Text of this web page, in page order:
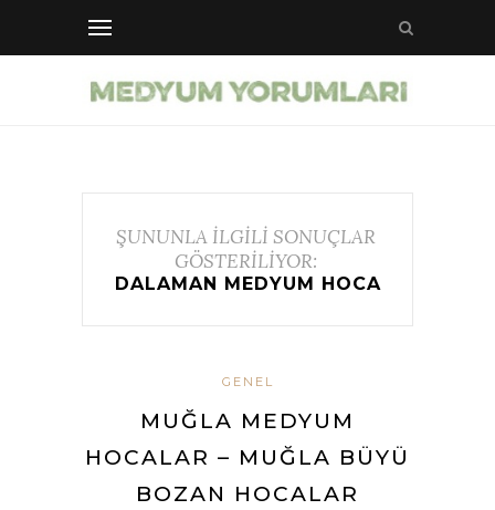
ŞUNUNLA İLGİLİ SONUÇLAR
GÖSTERİLİYOR:
DALAMAN MEDYUM HOCA
GENEL
MUĞLA MEDYUM
HOCALAR – MUĞLA BÜYÜ
BOZAN HOCALAR